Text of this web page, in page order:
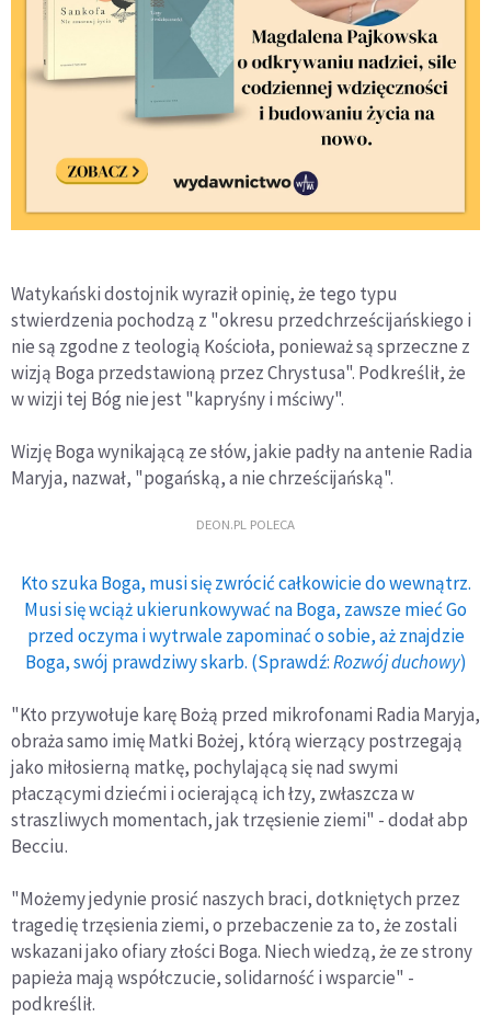
Watykański dostojnik wyraził opinię, że tego typu
stwierdzenia pochodzą z "okresu przedchrześcijańskiego i
nie są zgodne z teologią Kościoła, ponieważ są sprzeczne z
wizją Boga przedstawioną przez Chrystusa". Podkreślił, że
w wizji tej Bóg nie jest "kapryśny i mściwy".
Wizję Boga wynikającą ze słów, jakie padły na antenie Radia
Maryja, nazwał, "pogańską, a nie chrześcijańską".
DEON.PL POLECA
Kto szuka Boga, musi się zwrócić całkowicie do wewnątrz.
Musi się wciąż ukierunkowywać na Boga, zawsze mieć Go
przed oczyma i wytrwale zapominać o sobie, aż znajdzie
Boga, swój prawdziwy skarb. (Sprawdź:Rozwój duchowy)
"Kto przywołuje karę Bożą przed mikrofonami Radia Maryja,
obraża samo imię Matki Bożej, którą wierzący postrzegają
jako miłosierną matkę, pochylającą się nad swymi
płaczącymi dziećmi i ocierającą ich łzy, zwłaszcza w
straszliwych momentach, jak trzęsienie ziemi" - dodał abp
Becciu.
"Możemy jedynie prosić naszych braci, dotkniętych przez
tragedię trzęsienia ziemi, o przebaczenie za to, że zostali
wskazani jako ofiary złości Boga. Niech wiedzą, że ze strony
papieża mają współczucie, solidarność i wsparcie" -
podkreślił.